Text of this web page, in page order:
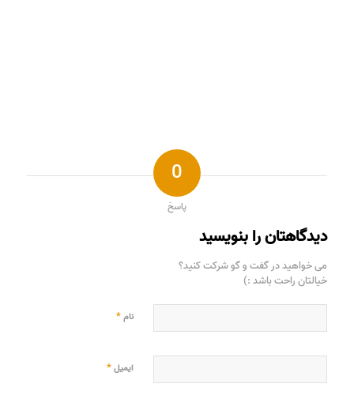
0
پاسخ
دیدگاهتان را بنویسید
می خواهید در گفت و گو شرکت کنید؟
خیالتان راحت باشد :)
نام*
ایمیل*